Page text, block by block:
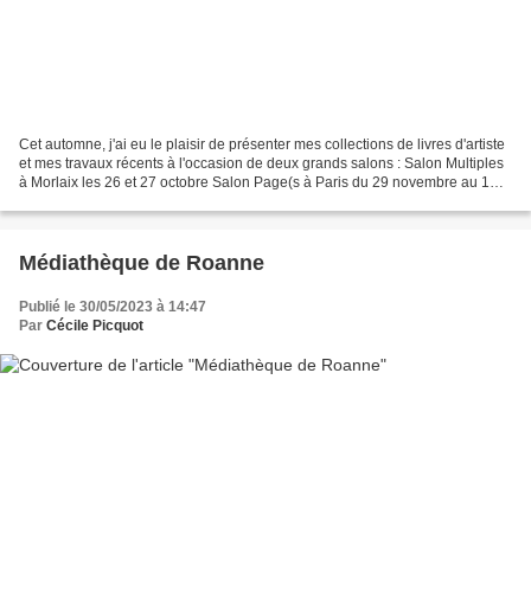
Cet automne, j'ai eu le plaisir de présenter mes collections de livres d'artiste
et mes travaux récents à l'occasion de deux grands salons : Salon Multiples
à Morlaix les 26 et 27 octobre Salon Page(s à Paris du 29 novembre au 1
Médiathèque de Roanne
Publié le 30/05/2023 à 14:47
Par Cécile Picquot